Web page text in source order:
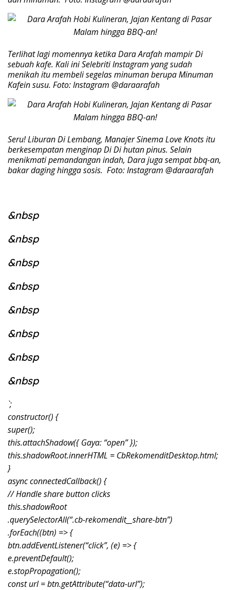
Terlihat lagi momennya ketika Dara Arafah mampir Di
sebuah kafe. Kali ini Selebriti Instagram yang sudah
menikah itu membeli segelas minuman berupa Minuman
Kafein susu. Foto: Instagram @daraarafah
Seru! Liburan Di Lembang, Manajer Sinema Love Knots itu
berkesempatan menginap Di Di hutan pinus. Selain
menikmati pemandangan indah, Dara juga sempat bbq-an,
bakar daging hingga sosis. Foto: Instagram @daraarafah
&nbsp
&nbsp
&nbsp
&nbsp
&nbsp
&nbsp
&nbsp
&nbsp
`;
constructor() {
super();
this.attachShadow({ Gaya: “open” });
this.shadowRoot.innerHTML = CbRekomenditDesktop.html;
}
async connectedCallback() {
// Handle share button clicks
this.shadowRoot
.querySelectorAll(“.cb-rekomendit__share-btn”)
.forEach((btn) => {
btn.addEventListener(“click”, (e) => {
e.preventDefault();
e.stopPropagation();
const url = btn.getAttribute(“data-url”);